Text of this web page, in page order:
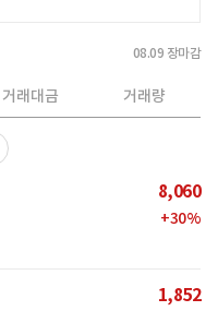
08.09 장마감
거래대금 거래량
8,060
+30%
1,852